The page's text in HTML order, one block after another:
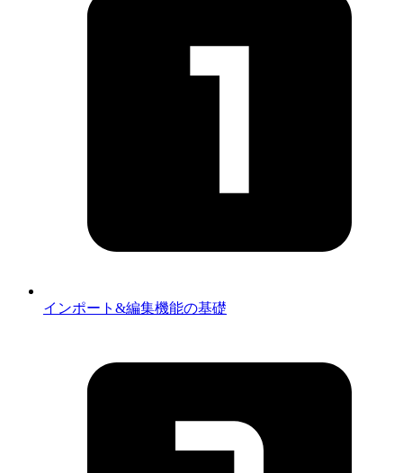
インポート&編集機能の基礎